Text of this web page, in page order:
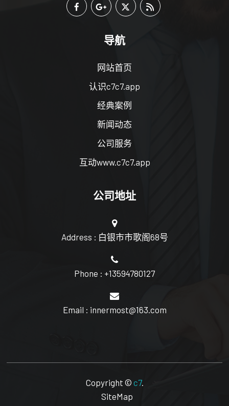
导航
网站首页
认识c7c7.app
经典案例
新闻动态
公司服务
互动www.c7c7.app
公司地址
Address : 白银市市歌阁68号
Phone : +13594780127
Email : innermost@163.com
Copyright © c7.
SiteMap